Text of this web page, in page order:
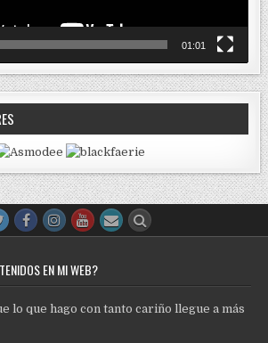
01:01
EN MI WEB?
lo que hago con tanto cariño llegue a más